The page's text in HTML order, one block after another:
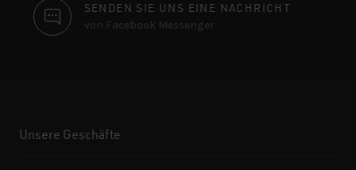
SENDEN SIE UNS EINE NACHRICHT
von Facebook Messenger
Unsere Geschäfte